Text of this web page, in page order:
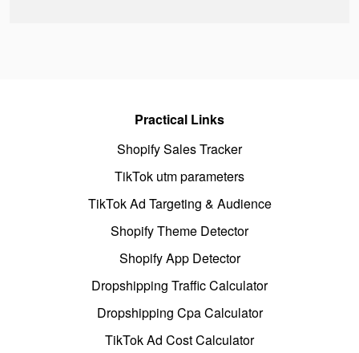
Practical Links
Shopify Sales Tracker
TikTok utm parameters
TikTok Ad Targeting & Audience
Shopify Theme Detector
Shopify App Detector
Dropshipping Traffic Calculator
Dropshipping Cpa Calculator
TikTok Ad Cost Calculator